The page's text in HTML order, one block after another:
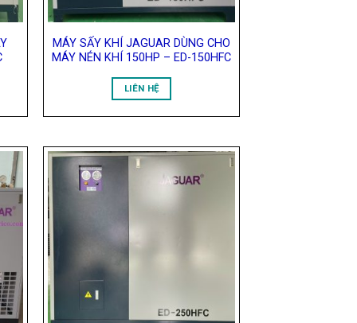
MÁY SẤY KHÍ JAGUAR DÙNG CHO
MÁY NÉN KHÍ 150HP – ED-150HFC
LIÊN HỆ
to